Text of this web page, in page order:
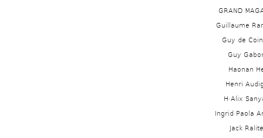
GRAND
Guillaume
Guy de
Guy
Haonan
Henri
H·Alix
Ingrid Paola
Jack Ralite